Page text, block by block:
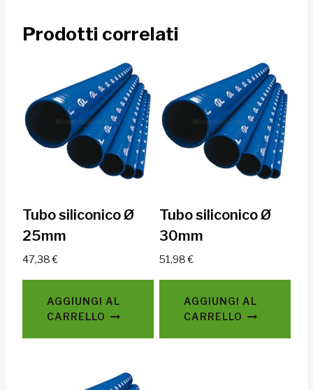
Prodotti correlati
Tubo siliconico Ø
25mm
47,38€
AGGIUNGI AL
CARRELLO
Tubo siliconico Ø
30mm
51,98€
AGGIUNGI AL
CARRELLO